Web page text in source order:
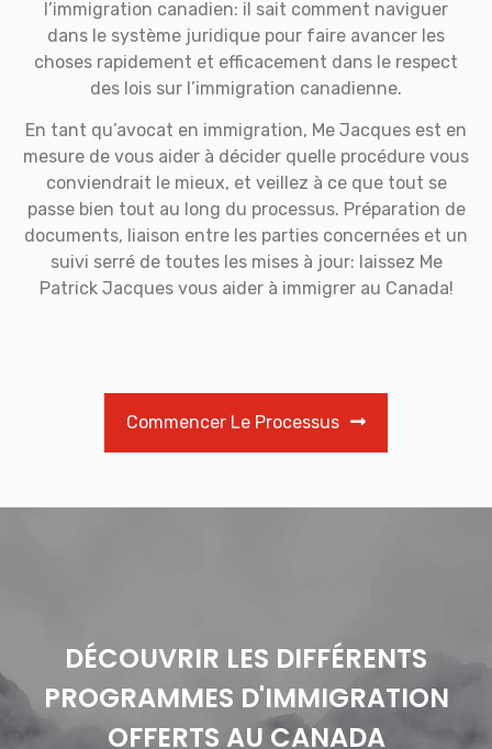
l’immigration canadien: il sait comment naviguer
dans le système juridique pour faire avancer les
choses rapidement et efficacement dans le respect
des lois sur l’immigration canadienne.
En tant qu’avocat en immigration, Me Jacques est en
mesure de vous aider à décider quelle procédure vous
conviendrait le mieux, et veillez à ce que tout se
passe bien tout au long du processus. Préparation de
documents, liaison entre les parties concernées et un
suivi serré de toutes les mises à jour: laissez Me
Patrick Jacques vous aider à immigrer au Canada!
Commencer Le Processus
DÉCOUVRIR LES DIFFÉRENTS
PROGRAMMES D'IMMIGRATION
OFFERTS AU CANADA